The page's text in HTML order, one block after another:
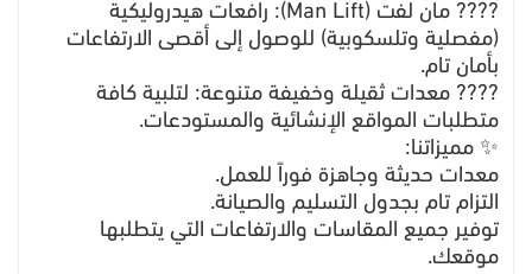
​????️ مان لفت (Man Lift): رافعات هيدروليكية
(مفصلية وتلسكوبية) للوصول إلى أقصى الارتفاعات
بأمان تام.
​????️ معدات ثقيلة وخفيفة متنوعة: لتلبية كافة
متطلبات المواقع الإنشائية والمستودعات.
​✨ مميزاتنا:
​معدات حديثة وجاهزة فوراً للعمل.
​التزام تام بجدول التسليم والصيانة.
​توفير جميع المقاسات والارتفاعات التي يتطلبها
موقعك.